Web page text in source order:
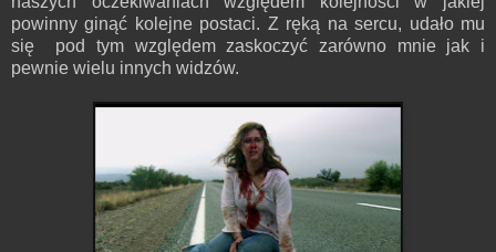
powinny ginąć kolejne postaci. Z ręką na sercu, udało mu
się pod tym względem zaskoczyć zarówno mnie jak i
pewnie wielu innych widzów.